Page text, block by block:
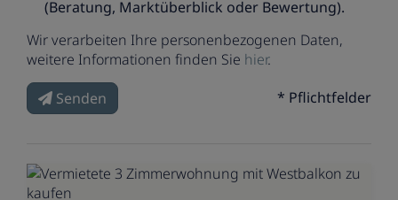
(Beratung, Marktüberblick oder Bewertung).
Wir verarbeiten Ihre personenbezogenen Daten,
weitere Informationen finden Sie hier.
Senden
* Pflichtfelder